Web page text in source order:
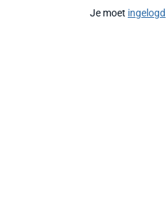
Je moet ingelogd